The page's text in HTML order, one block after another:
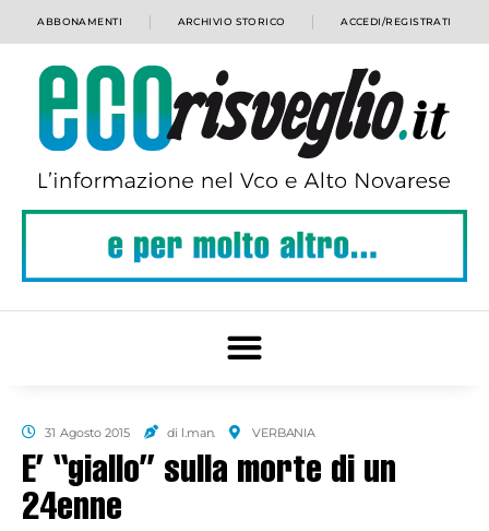
ABBONAMENTI ARCHIVIO STORICO ACCEDI/REGISTRATI
31 Agosto 2015 di l.man. VERBANIA
E’ “giallo” sulla morte di un
24enne